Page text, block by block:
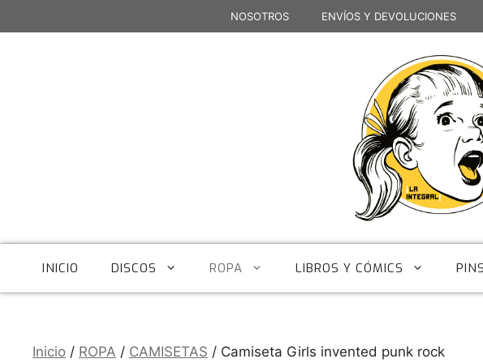
al
NOSOTROS ENVÍOS Y DEVOLUCIONES
INICIO DISCOS ROPA LIBROS Y CÓMICS PINS
Inicio / ROPA / CAMISETAS / Camiseta Girls invented punk rock